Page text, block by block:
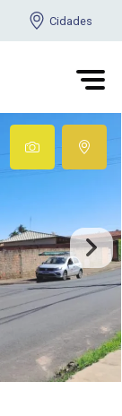
Cidades